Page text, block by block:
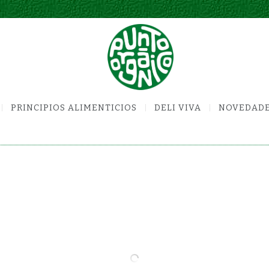
PRINCIPIOS ALIMENTICIOS DELI VIVA